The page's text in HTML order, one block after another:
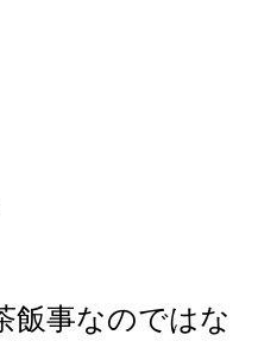
飯事なのではな